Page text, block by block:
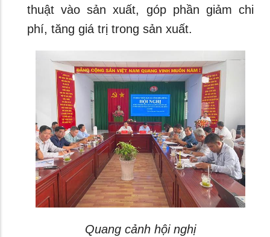
thuật vào sản xuất, góp phần giảm chi
phí, tăng giá trị trong sản xuất.
Quang cảnh hội nghị